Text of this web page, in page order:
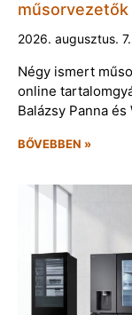
műsorvezetők
2026. augusztus.
Négy ismert
online
Balázsy Panna
BŐVEBBEN »